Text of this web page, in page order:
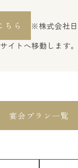
ちら
※株式会社
イトへ移動します。
宴会プラン一覧